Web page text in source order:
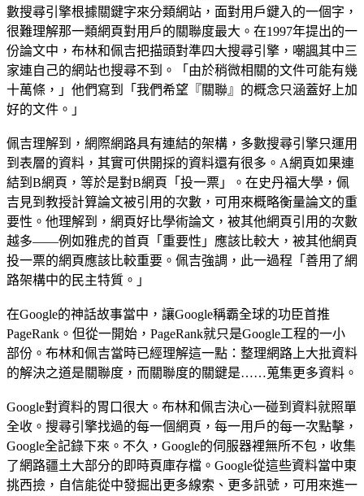
數搜尋引擎根據關鍵字來分類網站，面對用戶鍵入的一個字，
很難理解那一類網頁對用戶的關聯度最大。在1997年提出的一
份論文中，布林和佩吉把描頭對準四大搜尋引擎，嘲諷其中三
家連自己的網站也搜尋不到。「由於稍微相關的文件可能有幾
十萬條，」他們寫到「我們希望『關聯』的概念只涵蓋好上加
好的文件。」
佩吉理解到，網際網路具有連結的架構，多數搜尋引擎只運用
到表層的資料，其實可供開採的資料還有很多。A網頁如果連
結到B網頁，等於是對B網頁「投一票」。在史丹福大學，佩
吉見到教授計算論文被引用的次數，可用來概略衡量論文的重
要性。他理解到，網頁好比學術論文，被其他網頁引用的次數
越多——例如雅虎的首頁「重要性」應該比較大，被其他網頁
投一票的網頁應該比較重要。佩吉強調，此一過程「善用了網
路架構中的民主特質。」
在Google的神話故事當中，讓Google稱霸全球的功臣首推
PageRank。但從一開始，PageRank就只是Google工程的一小
部份。布林和佩吉當時已經理解這一點：整理網路上大批資料
的解決之道是關聯度，而關聯度的關鍵是……蒐集更多資料。
Google對資料的胃口很大。布林和佩吉決心一碰到資料就照單
全收。搜尋引擎找過的每一個網頁，每一用戶的每一次點擊，
Google全記錄下來。不久，Google的伺服器裡無所不包，收集
了網路疆土大部分的即時頁庫存檔。Google從這些資料當中東
挑西撿，自信能從中發掘出更多線索、更多訊號，可用來進一